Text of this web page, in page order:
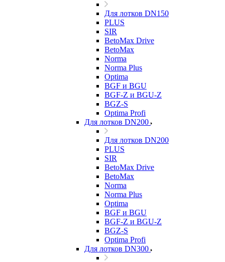
Для лотков DN150
PLUS
SIR
BetoMax Drive
BetoMax
Norma
Norma Plus
Optima
BGF и BGU
BGF-Z и BGU-Z
BGZ-S
Optima Profi
Для лотков DN200
Для лотков DN200
PLUS
SIR
BetoMax Drive
BetoMax
Norma
Norma Plus
Optima
BGF и BGU
BGF-Z и BGU-Z
BGZ-S
Optima Profi
Для лотков DN300